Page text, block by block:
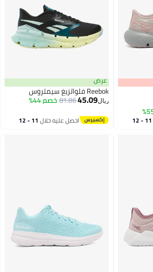
11 - 12
عرض
Reebok فلواتزيغ سيمتروس
ريال45.09
81.86خصم 44%
احصل عليه خلال 11 - 12